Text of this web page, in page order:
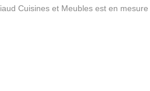
Cuisines et Meubles est en